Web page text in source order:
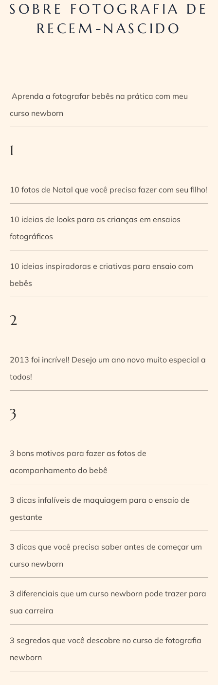
SOBRE FOTOGRAFIA DE
RECEM-NASCIDO
Aprenda a fotografar bebês na prática com meu
curso newborn
1
10 fotos de Natal que você precisa fazer com seu filho!
10 ideias de looks para as crianças em ensaios
fotográficos
10 ideias inspiradoras e criativas para ensaio com
bebês
2
2013 foi incrível! Desejo um ano novo muito especial a
todos!
3
3 bons motivos para fazer as fotos de
acompanhamento do bebê
3 dicas infalíveis de maquiagem para o ensaio de
gestante
3 dicas que você precisa saber antes de começar um
curso newborn
3 diferenciais que um curso newborn pode trazer para
sua carreira
3 segredos que você descobre no curso de fotografia
newborn